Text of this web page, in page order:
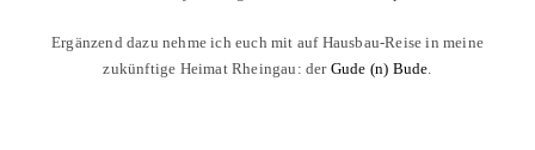
Ergänzend dazu nehme ich euch mit auf Hausbau-Reise in meine
zukünftige Heimat Rheingau: der Gude (n) Bude